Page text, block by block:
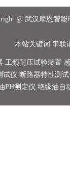
@ 武汉摩恩智
本站关键词 串联
工频耐压试验装置
试仪 断路器特性测
PH测定仪 绝缘油自